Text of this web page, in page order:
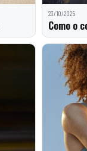
23/10/2025
Como o